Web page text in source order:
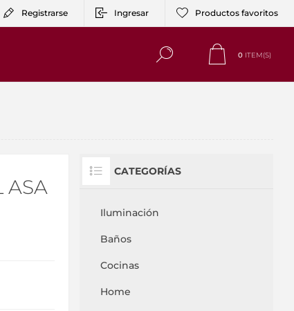
Registrarse Ingresar Productos favoritos
0 ITEM(S)
ASA
CATEGORÍAS
Iluminación
Baños
Cocinas
Home